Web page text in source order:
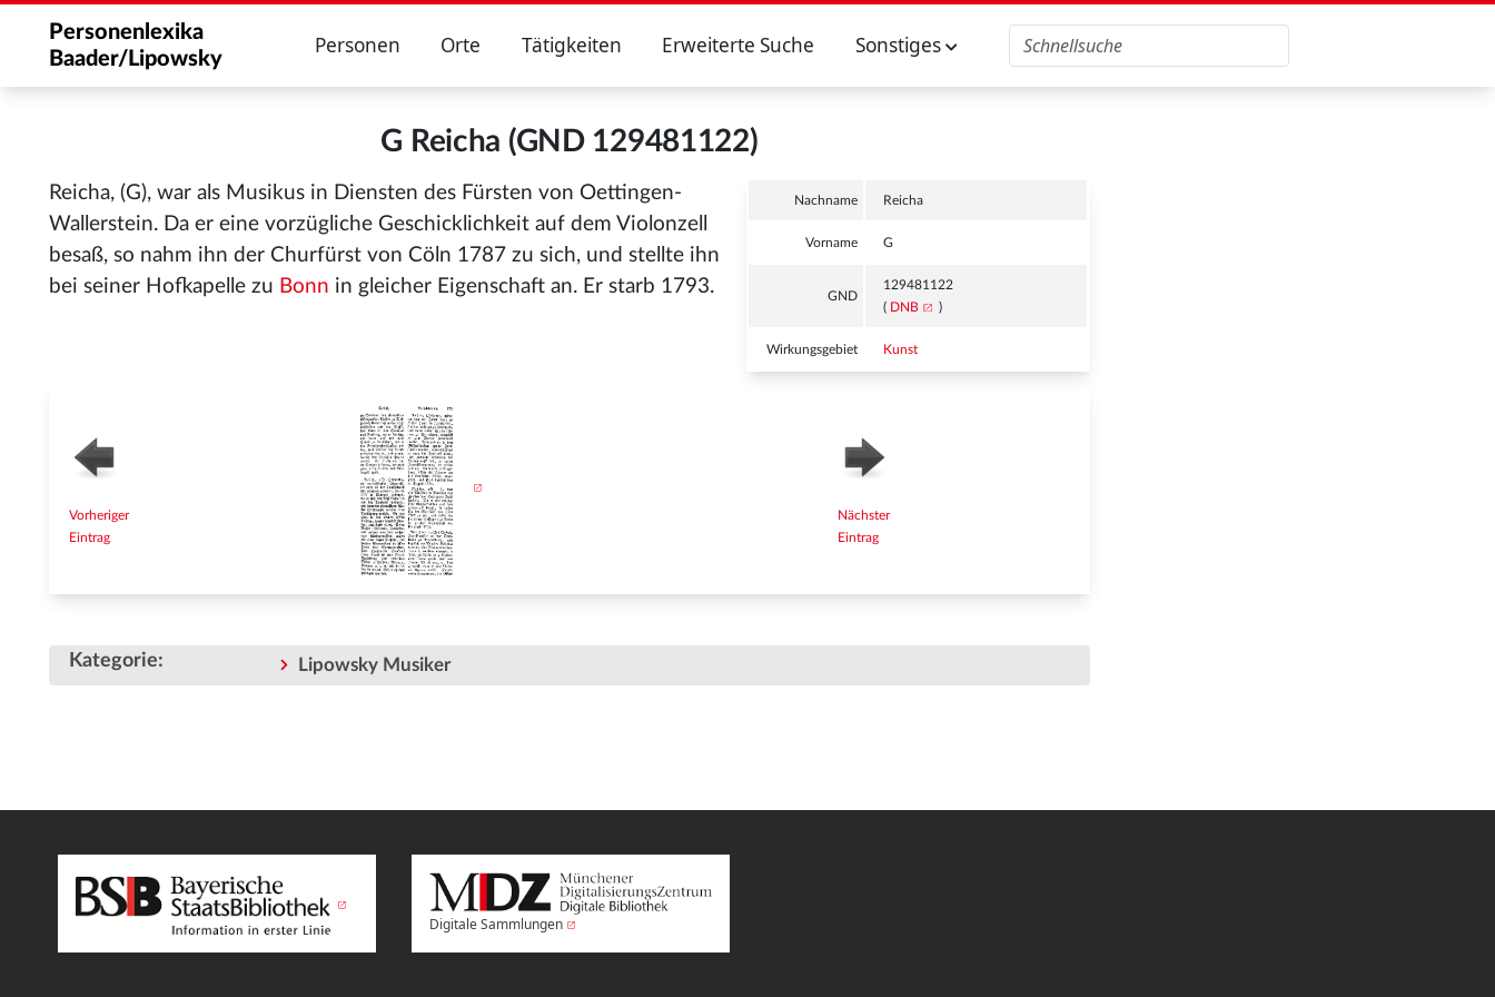
Personenlexika
Baader/Lipowsky
Personen Orte Tätigkeiten Erweiterte Suche Sonstiges
G Reicha (GND 129481122)
Nachname Reicha
Vorname G
GND
129481122
( DNB )
Wirkungsgebiet Kunst
Reicha, (G), war als Musikus in Diensten des Fürsten von Oettingen-
Wallerstein. Da er eine vorzügliche Geschicklichkeit auf dem Violonzell
besaß, so nahm ihn der Churfürst von Cöln 1787 zu sich, und stellte ihn
bei seiner Hofkapelle zu Bonn in gleicher Eigenschaft an. Er starb 1793.
Vorheriger
Eintrag
Nächster
Eintrag
Kategorie: Lipowsky Musiker
Digitale Sammlungen